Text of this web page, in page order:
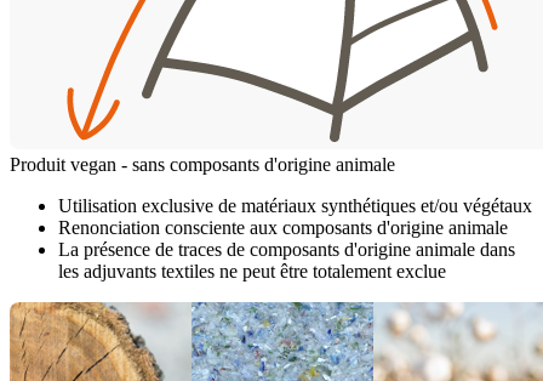
Produit vegan - sans composants d'origine animale
Utilisation exclusive de matériaux synthétiques et/ou végétaux
Renonciation consciente aux composants d'origine animale
La présence de traces de composants d'origine animale dans
les adjuvants textiles ne peut être totalement exclue